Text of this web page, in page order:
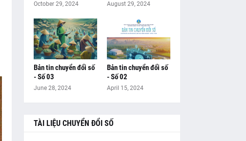
October 29, 2024 August 29, 2024
Bản tin chuyển đổi số
- Số 03
June 28, 2024
Bản tin chuyển đổi số
- Số 02
April 15, 2024
TÀI LIỆU CHUYỂN ĐỔI SỐ